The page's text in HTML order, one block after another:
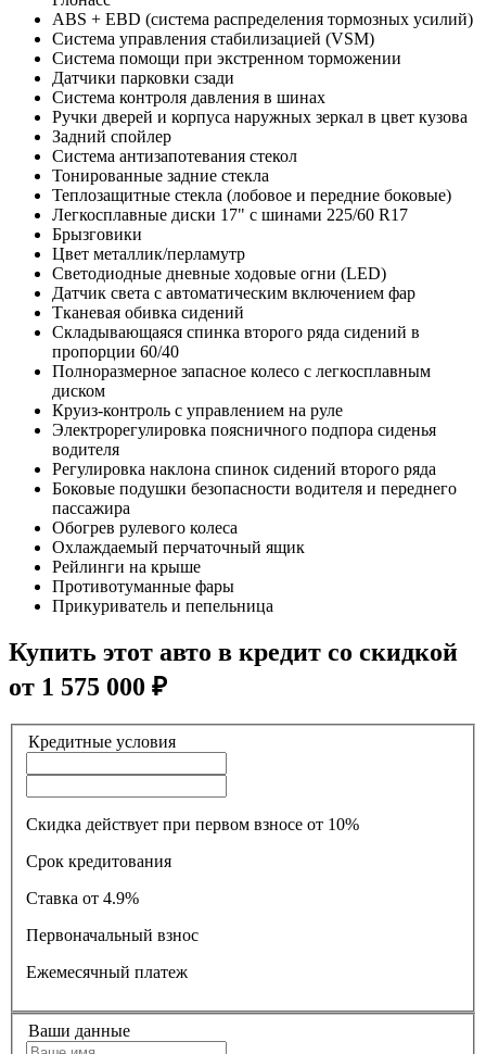
ABS + EBD (система распределения тормозных усилий)
Система управления стабилизацией (VSM)
Система помощи при экстренном торможении
Датчики парковки сзади
Система контроля давления в шинах
Ручки дверей и корпуса наружных зеркал в цвет кузова
Задний спойлер
Система антизапотевания стекол
Тонированные задние стекла
Теплозащитные стекла (лобовое и передние боковые)
Легкосплавные диски 17" с шинами 225/60 R17
Брызговики
Цвет металлик/перламутр
Светодиодные дневные ходовые огни (LED)
Датчик света с автоматическим включением фар
Тканевая обивка сидений
Складывающаяся спинка второго ряда сидений в
пропорции 60/40
Полноразмерное запасное колесо с легкосплавным
диском
Круиз-контроль с управлением на руле
Электрорегулировка поясничного подпора сиденья
водителя
Регулировка наклона спинок сидений второго ряда
Боковые подушки безопасности водителя и переднего
пассажира
Обогрев рулевого колеса
Охлаждаемый перчаточный ящик
Рейлинги на крыше
Противотуманные фары
Прикуриватель и пепельница
Купить этот авто в кредит со скидкой
от 1 575 000 ₽
Кредитные условия
Скидка действует при первом взносе от 10%
Срок кредитования
Ставка
от 4.9%
Первоначальный взнос
Ежемесячный платеж
Ваши данные